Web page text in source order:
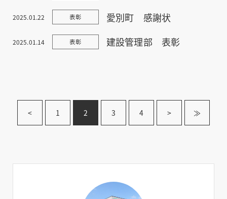
2025.01.22 表彰 愛別町 感謝状
2025.01.14 表彰 建設管理部 表彰
< 1 2 3 4 > ≫